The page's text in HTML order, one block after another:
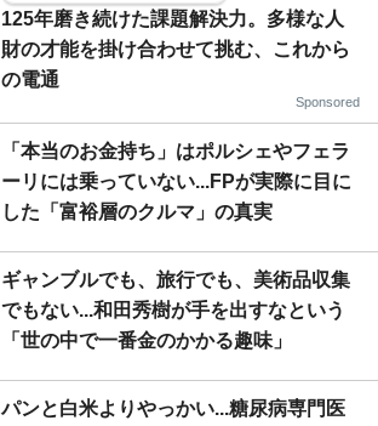
125年磨き続けた課題解決力。多様な人
財の才能を掛け合わせて挑む、これから
の電通
Sponsored
「本当のお金持ち」はポルシェやフェラ
ーリには乗っていない...FPが実際に目に
した「富裕層のクルマ」の真実
ギャンブルでも、旅行でも、美術品収集
でもない...和田秀樹が手を出すなという
「世の中で一番金のかかる趣味」
パンと白米よりやっかい...糖尿病専門医